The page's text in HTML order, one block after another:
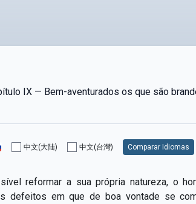
IX — Bem-aventurados os que são
中文(大陆) 中文(台灣) Comparar Idiomas
reformar a sua própria natureza, o
defeitos em que de boa vontade se